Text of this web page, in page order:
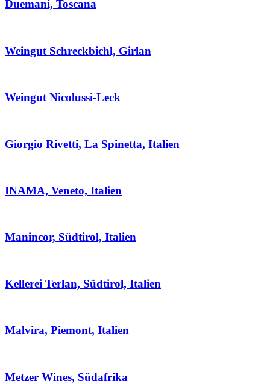
Duemani, Toscana
Weingut Schreckbichl, Girlan
Weingut Nicolussi-Leck
Giorgio Rivetti, La Spinetta, Italien
INAMA, Veneto, Italien
Manincor, Südtirol, Italien
Kellerei Terlan, Südtirol, Italien
Malvira, Piemont, Italien
Metzer Wines, Südafrika